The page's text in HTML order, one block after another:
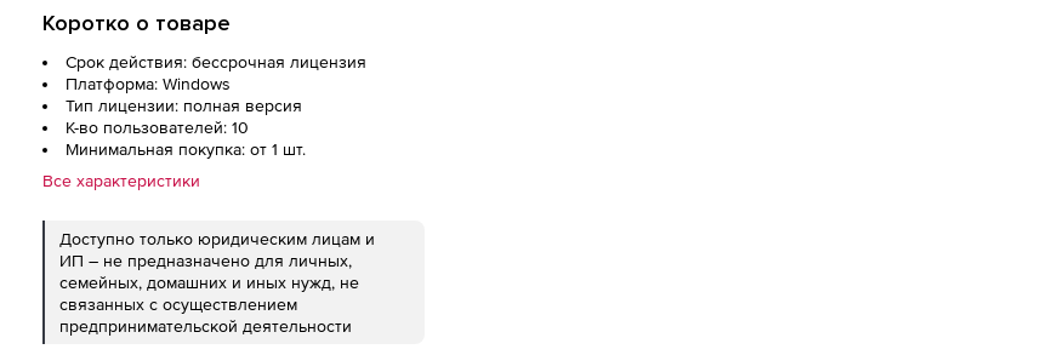
Коротко о товаре
Срок действия: бессрочная лицензия
Платформа: Windows
Тип лицензии: полная версия
К-во пользователей: 10
Минимальная покупка: от 1 шт.
Все характеристики
Доступно только юридическим лицам и
ИП – не предназначено для личных,
семейных, домашних и иных нужд, не
связанных с осуществлением
предпринимательской деятельности